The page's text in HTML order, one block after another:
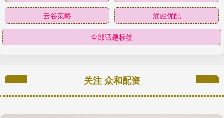
云谷策略 涌融优配
全部话题标签
关注 众和配资